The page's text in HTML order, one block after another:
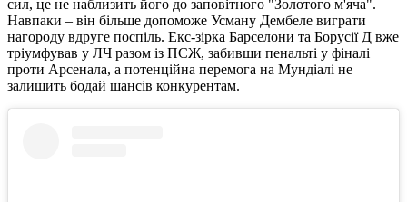
сил, це не наблизить його до заповітного "Золотого м'яча".
Навпаки – він більше допоможе Усману Дембеле виграти
нагороду вдруге поспіль. Екс-зірка Барселони та Борусії Д вже
тріумфував у ЛЧ разом із ПСЖ, забивши пенальті у фіналі
проти Арсенала, а потенційна перемога на Мундіалі не
залишить бодай шансів конкурентам.